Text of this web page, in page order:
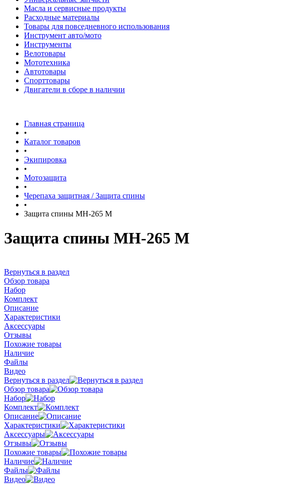
Масла и сервисные продукты
Расходные материалы
Товары для повседневного использования
Инструмент авто/мото
Инструменты
Велотовары
Мототехника
Автотовары
Спорттовары
Двигатели в сборе в наличии
Главная страница
•
Каталог товаров
•
Экипировка
•
Мотозащита
•
Черепаха защитная / Защита спины
•
Защита спины MH-265 M
Защита спины MH-265 M
Вернуться в раздел
Обзор товара
Набор
Комплект
Описание
Характеристики
Аксессуары
Отзывы
Похожие товары
Наличие
Файлы
Видео
Вернуться в раздел
Обзор товара
Набор
Комплект
Описание
Характеристики
Аксессуары
Отзывы
Похожие товары
Наличие
Файлы
Видео